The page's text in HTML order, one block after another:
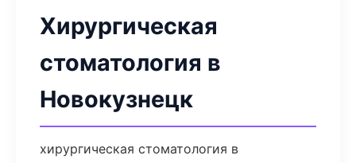
Хирургическая
стоматология в
Новокузнецк
хирургическая стоматология в